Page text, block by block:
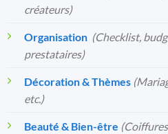
créateurs)
Organisation️ (Checklist,
prestataires)
Décoration & Thèmes
etc.)
Beauté & Bien-être